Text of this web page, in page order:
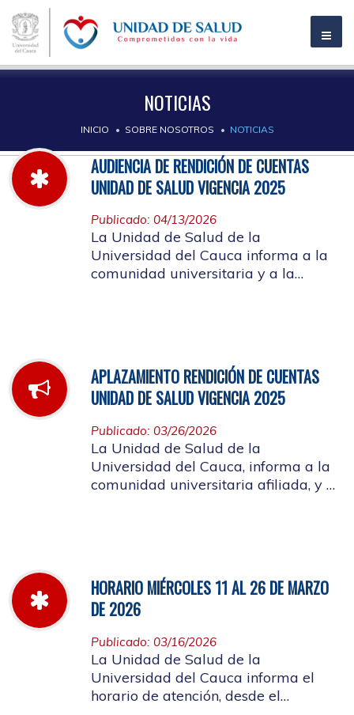
NOTICIAS
INICIO SOBRE NOSOTROS NOTICIAS
AUDIENCIA DE RENDICIÓN DE CUENTAS
UNIDAD DE SALUD VIGENCIA 2025
Publicado: 04/13/2026
La Unidad de Salud de la
Universidad del Cauca informa a la
comunidad universitaria y a la
APLAZAMIENTO RENDICIÓN DE CUENTAS
UNIDAD DE SALUD VIGENCIA 2025
Publicado: 03/26/2026
La Unidad de Salud de la
Universidad del Cauca, informa a la
comunidad universitaria afiliada, y a
HORARIO MIÉRCOLES 11 AL 26 DE MARZO
DE 2026
Publicado: 03/16/2026
La Unidad de Salud de la
Universidad del Cauca informa el
horario de atención, desde el